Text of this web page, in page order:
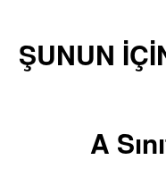
ŞUNUN
A